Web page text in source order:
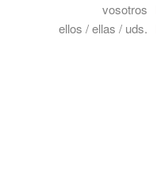
vosotros
ellos / ellas / uds.